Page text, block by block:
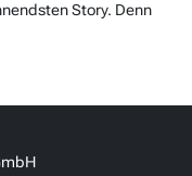
Story. Denn